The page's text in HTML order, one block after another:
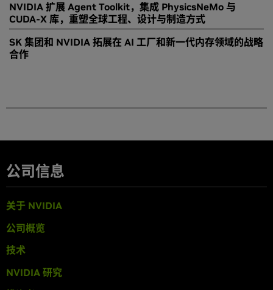
NVIDIA 扩展 Agent Toolkit，集成 PhysicsNeMo 与
CUDA-X 库，重塑全球工程、设计与制造方式
SK 集团和 NVIDIA 拓展在 AI 工厂和新一代内存领域的战略
合作
公司信息
关于 NVIDIA
公司概览
技术
NVIDIA 研究